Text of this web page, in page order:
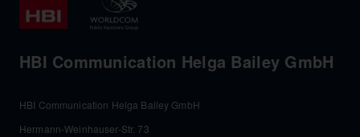
HBI Communication Helga Bailey GmbH
HBI Communication Helga Bailey GmbH
Hermann-Weinhauser-Str. 73